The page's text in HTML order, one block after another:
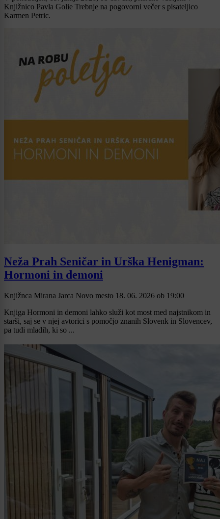
Knjižnico Pavla Golie Trebnje na pogovorni večer s pisateljico
Karmen Petric.
Neža Prah Seničar in Urška Henigman:
Hormoni in demoni
Knjižnca Mirana Jarca Novo mesto 18. 06. 2026 ob 19:00
Knjiga Hormoni in demoni lahko služi kot most med najstnikom in
starši, saj se v njej avtorici s pomočjo znanih Slovenk in Slovencev,
pa tudi mladih, ki so ...